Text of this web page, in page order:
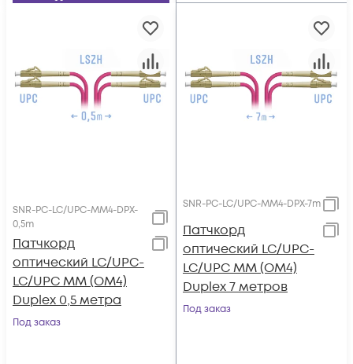
SNR-PC-LC/UPC-MM4-DPX-
0,5m
Патчкорд
оптический LC/UPC-
LC/UPC MM (OM4)
Duplex 0,5 метра
Под заказ
SNR-PC-LC/UPC-MM4-DPX-7m
Патчкорд
оптический LC/UPC-
LC/UPC MM (OM4)
Duplex 7 метров
Под заказ